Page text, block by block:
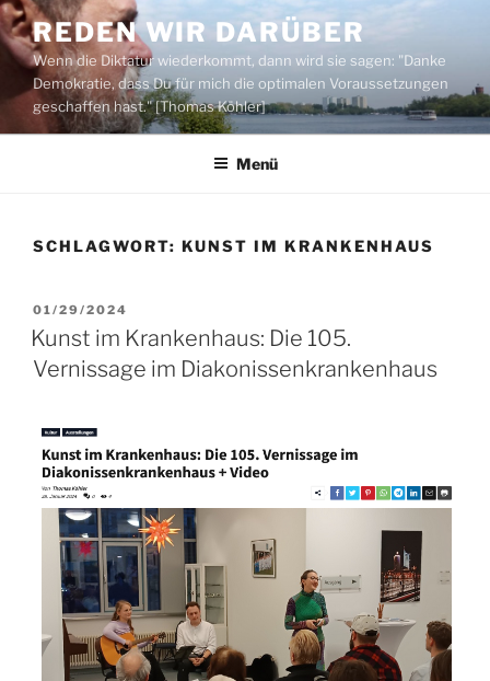
Zum
Inhalt
springen
REDEN WIR DARÜBER
Wenn die Diktatur wiederkommt, dann wird sie sagen: "Danke
Demokratie, dass Du für mich die optimalen Voraussetzungen
geschaffen hast." [Thomas Köhler]
Menü
SCHLAGWORT: KUNST IM KRANKENHAUS
VERÖFFENTLICHT
AM
01/29/2024
Kunst im Krankenhaus: Die 105.
Vernissage im Diakonissenkrankenhaus